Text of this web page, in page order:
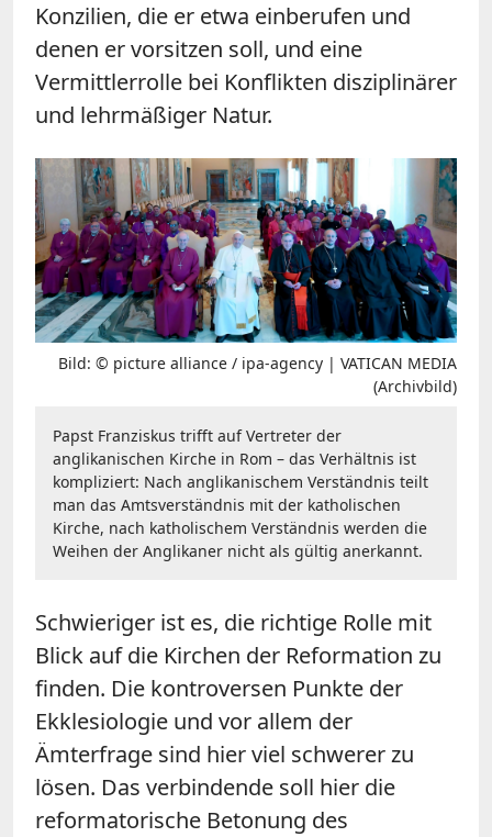
Konzilien, die er etwa einberufen und
denen er vorsitzen soll, und eine
Vermittlerrolle bei Konflikten disziplinärer
und lehrmäßiger Natur.
Bild: © picture alliance / ipa-agency | VATICAN MEDIA
(Archivbild)
Papst Franziskus trifft auf Vertreter der
anglikanischen Kirche in Rom – das Verhältnis ist
kompliziert: Nach anglikanischem Verständnis teilt
man das Amtsverständnis mit der katholischen
Kirche, nach katholischem Verständnis werden die
Weihen der Anglikaner nicht als gültig anerkannt.
Schwieriger ist es, die richtige Rolle mit
Blick auf die Kirchen der Reformation zu
finden. Die kontroversen Punkte der
Ekklesiologie und vor allem der
Ämterfrage sind hier viel schwerer zu
lösen. Das verbindende soll hier die
reformatorische Betonung des